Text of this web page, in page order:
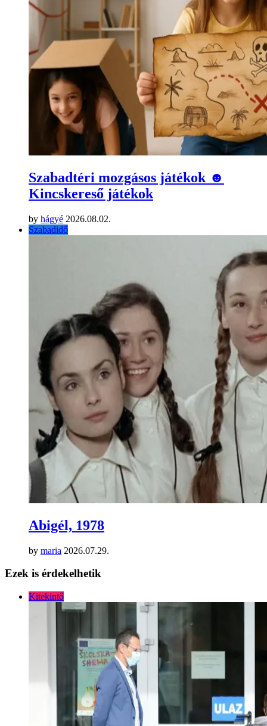
Szabadtéri mozgásos játékok ☻
Kincskereső játékok
by hágyé 2026.08.02.
Szabadidő
Abigél, 1978
by maria 2026.07.29.
Ezek is érdekelhetik
Kitekintő